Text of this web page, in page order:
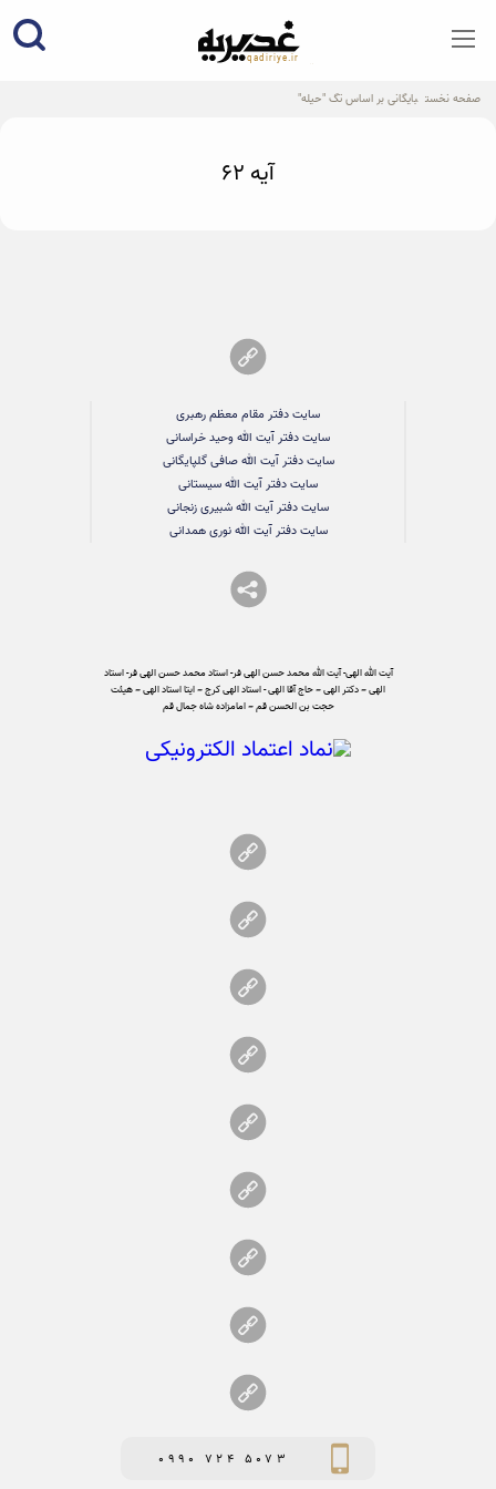
qadiriye.ir
نشریه ی غدیریه-بیانات استاد
صفحه نخست بایگانی بر اساس تگ "حیله"
آیه 62
سایت دفتر مقام معظم رهبری
سایت دفتر آیت الله وحید خراسانی
سایت دفتر آیت الله صافی گلپایگانی
سایت دفتر آیت الله سیستانی
سایت دفتر آیت الله شبیری زنجانی
سایت دفتر آیت الله نوری همدانی
آیت الله الهی- آیت الله محمد حسن الهی فر- استاد محمد حسن الهی فر- استاد
الهی – دکتر الهی – حاج آقا الهی - استاد الهی کرج – ایتا استاد الهی – هیئت
حجت بن الحسن قم – امامزاده شاه جمال قم
0990 724 5073